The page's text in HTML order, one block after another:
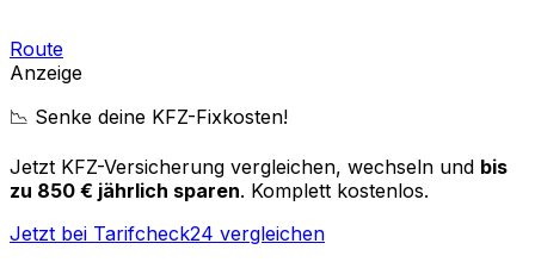
Route
Anzeige
📉 Senke deine KFZ-Fixkosten!
Jetzt KFZ-Versicherung vergleichen, wechseln und bis
zu 850 € jährlich sparen. Komplett kostenlos.
Jetzt bei Tarifcheck24 vergleichen